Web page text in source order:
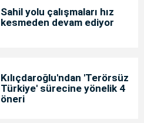
Sahil yolu çalışmaları hız
kesmeden devam ediyor
Kılıçdaroğlu'ndan 'Terörsüz
Türkiye' sürecine yönelik 4
öneri